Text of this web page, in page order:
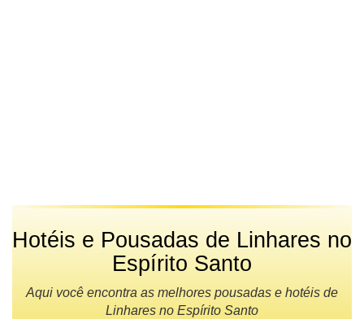
Hotéis e Pousadas de Linhares no
Espírito Santo
Aqui você encontra as melhores pousadas e hotéis de
Linhares no Espírito Santo